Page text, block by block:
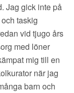
Jag gick inte på
taskig
vid tjugo års
med löner
mig till en
när jag
barn och